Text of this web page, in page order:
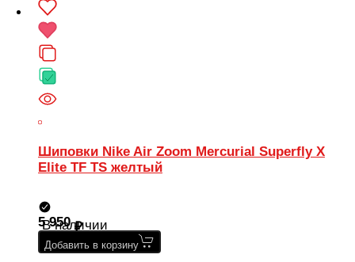
Шиповки Nike Air Zoom Mercurial Superfly X
Elite TF TS желтый
В наличии
5 950
Добавить в корзину